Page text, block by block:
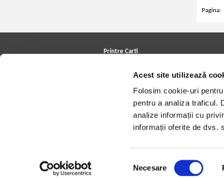
Acest site utilizează
Folosim cookie-uri
pentru a analiza traficul.
analize informații cu
informații oferite de dvs.
consimțământului
Necesare
Pagina:
Printre Carti
Cele mai căutate cărți
Blog Printre Carti
Cărţi sub 5 lei
Cărţi sub 8 lei
Artiști/Trupe